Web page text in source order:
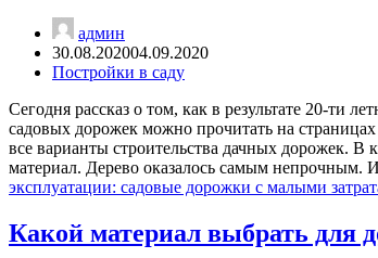
админ
30.08.202004.09.2020
Постройки в саду
Сегодня рассказ о том, как в результате 20-ти
садовых дорожек можно прочитать на
все варианты строительства дачных дорожек.
материал. Дерево оказалось самым непрочным.
эксплуатации: садовые дорожки с малыми
Какой материал выбрать для